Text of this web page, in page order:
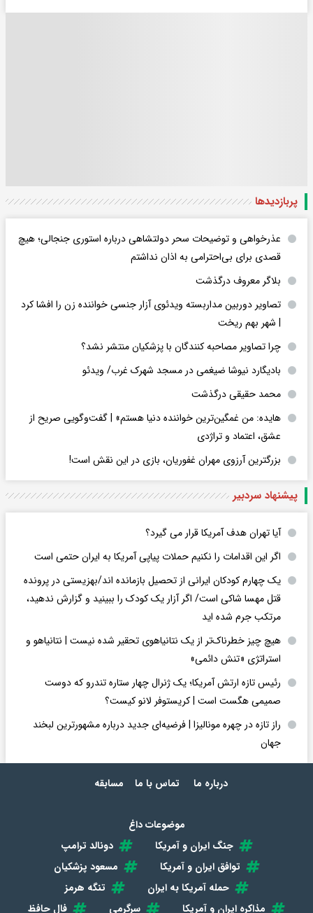
پربازدید‌ها
عذرخواهی و توضیحات سحر دولتشاهی درباره استوری جنجالی؛ هیچ
قصدی برای بی‌احترامی به اذان نداشتم
بلاگر معروف درگذشت
تصاویر دوربین مداربسته ویدئوی آزار جنسی خواننده زن را افشا کرد
| شهر بهم ریخت
چرا تصاویر مصاحبه کنندگان با پزشکیان منتشر نشد؟
بادیگارد نیوشا ضیغمی در مسجد شهرک غرب/ ویدئو
محمد حقیقی درگذشت
هایده: من غمگین‌ترین خواننده دنیا هستم» | گفت‌وگویی صریح از
عشق، اعتماد و تراژدی
بزرگترین آرزوی مهران غفوریان، بازی در این نقش است!
پیشنهاد سردبیر
آیا تهران هدف آمریکا قرار می گیرد؟
اگر این اقدامات را نکنیم حملات پیاپی آمریکا به ایران حتمی است
یک چهارم کودکان ایرانی از تحصیل بازمانده اند/بهزیستی در پرونده
قتل مهسا شاکی است/ اگر آزار یک کودک را ببینید و گزارش ندهید،
مرتکب جرم شده اید
هیچ چیز خطرناک‌تر از یک نتانیاهوی تحقیر شده نیست | نتانیاهو و
استراتژی «تنش دائمی»
رئیس تازه ارتش آمریکا؛ یک ژنرال چهار ستاره تندرو که دوست
صمیمی هگست است | کریستوفر لانو کیست؟
راز تازه در چهره مونالیزا | فرضیه‌ای جدید درباره مشهورترین لبخند
جهان
درباره ما تماس با ما مسابقه
موضوعات داغ
جنگ ایران و آمریکا
دونالد ترامپ
توافق ایران و آمریکا
مسعود پزشکیان
حمله آمریکا به ایران
تنگه هرمز
مذاکره ایران و آمریکا
سرگرمی فال حافظ